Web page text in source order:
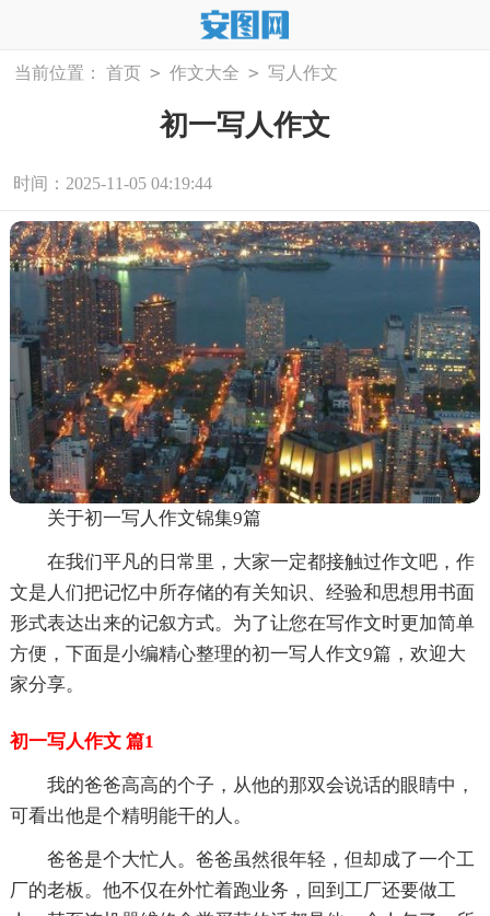
当前位置： 首页 > 作文大全 > 写人作文
初一写人作文
时间：2025-11-05 04:19:44
关于初一写人作文锦集9篇
在我们平凡的日常里，大家一定都接触过作文吧，作
文是人们把记忆中所存储的有关知识、经验和思想用书面
形式表达出来的记叙方式。为了让您在写作文时更加简单
方便，下面是小编精心整理的初一写人作文9篇，欢迎大
家分享。
初一写人作文 篇1
我的爸爸高高的个子，从他的那双会说话的眼睛中，
可看出他是个精明能干的人。
爸爸是个大忙人。爸爸虽然很年轻，但却成了一个工
厂的老板。他不仅在外忙着跑业务，回到工厂还要做工